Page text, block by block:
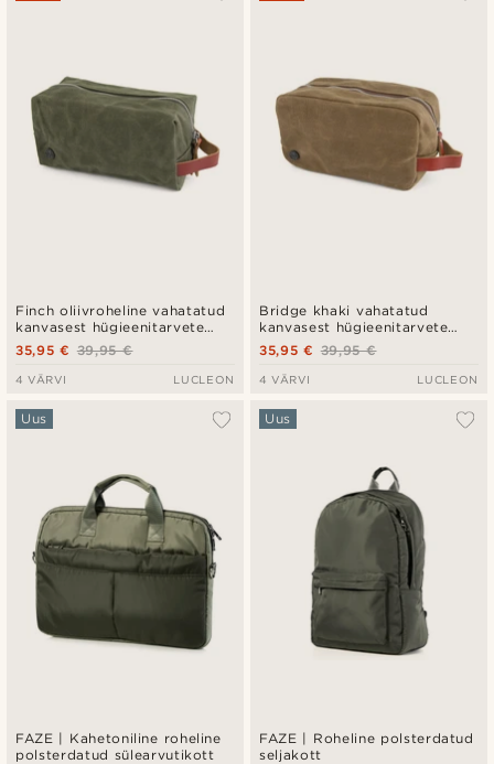
Finch oliivroheline vahatatud
kanvasest hügieenitarvete
kott
39,95 €
35,95 €
4 VÄRVI LUCLEON
Bridge khaki vahatatud
kanvasest hügieenitarvete
kott
39,95 €
35,95 €
4 VÄRVI LUCLEON
FAZE | Kahetoniline roheline
polsterdatud sülearvutikott
Uus
FAZE | Roheline polsterdatud
seljakott
Uus